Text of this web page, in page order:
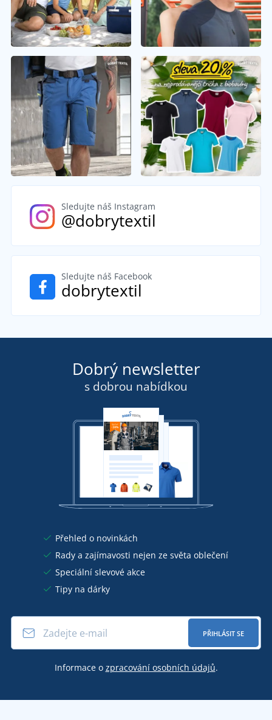
Sledujte náš Instagram
@dobrytextil
Sledujte náš Facebook
dobrytextil
Dobrý newsletter
s dobrou nabídkou
Přehled o novinkách
Rady a zajímavosti nejen ze světa oblečení
Speciální slevové akce
Tipy na dárky
PŘIHLÁSIT SE
Informace o zpracování osobních údajů.